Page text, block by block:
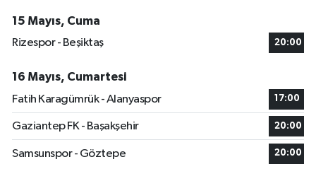
15 Mayıs, Cuma
Rizespor - Beşiktaş
20:00
16 Mayıs, Cumartesi
Fatih Karagümrük - Alanyaspor
17:00
Gaziantep FK - Başakşehir 20:00
Samsunspor - Göztepe 20:00